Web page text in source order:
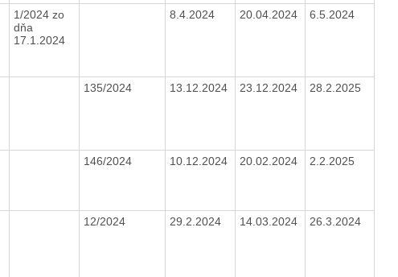
1/2024 zo
dňa
17.1.2024
8.4.2024 20.04.2024 6.5.2024
135/2024 13.12.2024 23.12.2024 28.2.2025
146/2024 10.12.2024 20.02.2024 2.2.2025
12/2024 29.2.2024 14.03.2024 26.3.2024